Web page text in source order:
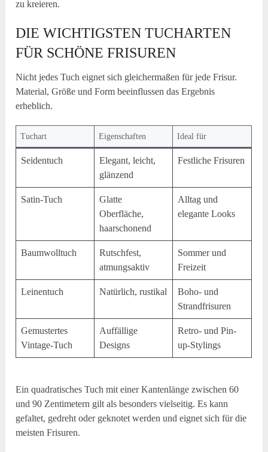
zu kreieren.
DIE WICHTIGSTEN TUCHARTEN
FÜR SCHÖNE FRISUREN
Nicht jedes Tuch eignet sich gleichermaßen für jede Frisur.
Material, Größe und Form beeinflussen das Ergebnis
erheblich.
Tuchart Eigenschaften Ideal für
Seidentuch
Elegant, leicht,
glänzend
Festliche Frisuren
Satin-Tuch
Glatte
Oberfläche,
haarschonend
Alltag und
elegante Looks
Baumwolltuch
Rutschfest,
atmungsaktiv
Sommer und
Freizeit
Leinentuch Natürlich, rustikal
Boho- und
Strandfrisuren
Gemustertes
Vintage-Tuch
Auffällige
Designs
Retro- und Pin-
up-Stylings
Ein quadratisches Tuch mit einer Kantenlänge zwischen 60
und 90 Zentimetern gilt als besonders vielseitig. Es kann
gefaltet, gedreht oder geknotet werden und eignet sich für die
meisten Frisuren.